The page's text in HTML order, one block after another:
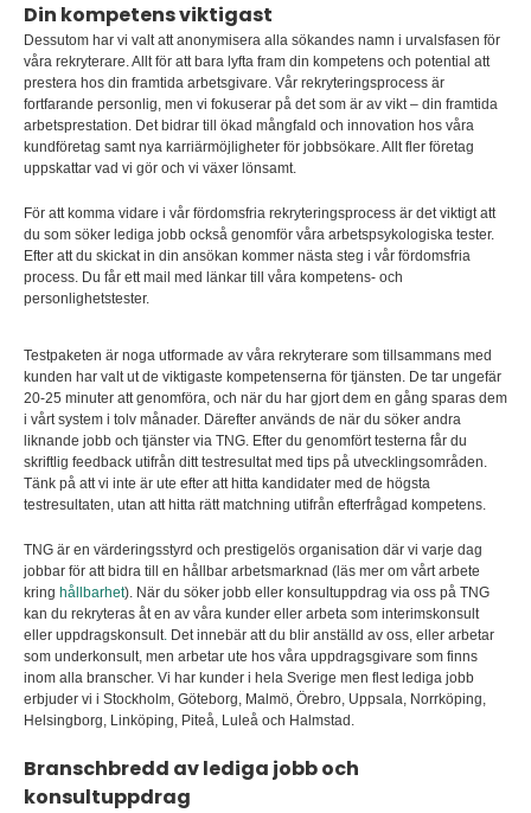
Din kompetens viktigast
Dessutom har vi valt att anonymisera alla sökandes namn i urvalsfasen för
våra rekryterare. Allt för att bara lyfta fram din kompetens och potential att
prestera hos din framtida arbetsgivare. Vår rekryteringsprocess är
fortfarande personlig, men vi fokuserar på det som är av vikt – din framtida
arbetsprestation. Det bidrar till ökad mångfald och innovation hos våra
kundföretag samt nya karriärmöjligheter för jobbsökare. Allt fler företag
uppskattar vad vi gör och vi växer lönsamt.
För att komma vidare i vår fördomsfria rekryteringsprocess är det viktigt att
du som söker lediga jobb också genomför våra arbetspsykologiska tester.
Efter att du skickat in din ansökan kommer nästa steg i vår fördomsfria
process. Du får ett mail med länkar till våra kompetens- och
personlighetstester.
Testpaketen är noga utformade av våra rekryterare som tillsammans med
kunden har valt ut de viktigaste kompetenserna för tjänsten. De tar ungefär
20-25 minuter att genomföra, och när du har gjort dem en gång sparas dem
i vårt system i tolv månader. Därefter används de när du söker andra
liknande jobb och tjänster via TNG. Efter du genomfört testerna får du
skriftlig feedback utifrån ditt testresultat med tips på utvecklingsområden.
Tänk på att vi inte är ute efter att hitta kandidater med de högsta
testresultaten, utan att hitta rätt matchning utifrån efterfrågad kompetens.
TNG är en värderingsstyrd och prestigelös organisation där vi varje dag
jobbar för att bidra till en hållbar arbetsmarknad (läs mer om vårt arbete
kring hållbarhet). När du söker jobb eller konsultuppdrag via oss på TNG
kan du rekryteras åt en av våra kunder eller arbeta som interimskonsult
eller uppdragskonsult. Det innebär att du blir anställd av oss, eller arbetar
som underkonsult, men arbetar ute hos våra uppdragsgivare som finns
inom alla branscher. Vi har kunder i hela Sverige men flest lediga jobb
erbjuder vi i Stockholm, Göteborg, Malmö, Örebro, Uppsala, Norrköping,
Helsingborg, Linköping, Piteå, Luleå och Halmstad.
Branschbredd av lediga jobb och
konsultuppdrag